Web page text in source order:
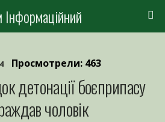
Інформаційний
Просмотрели: 463
детонації боєприпасу
чоловік